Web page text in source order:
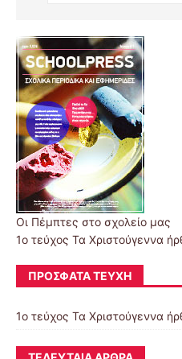
Οι Πέμπτες στο σχολείο μας
1ο τεύχος Τα Χριστούγεννα
ΠΡΌΣΦΑΤΑ ΤΕΎΧΗ
1ο τεύχος Τα Χριστούγεννα